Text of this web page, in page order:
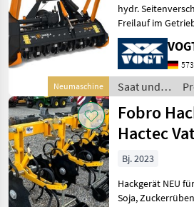
Neumaschine
hydr.
Freilauf im
Kettenschutz,
Kufen VOGT
Ihr
TMC CANCELA in
Deutschland &
Gro
Saat und
Pflege /
TMC
Cancela
Fobro
Hactec
NEU 4 / 5 /
Bj. 2023
Hackgerät NEU
Soja, Zuckerrüben mit